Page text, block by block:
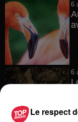
6
6
Le respect